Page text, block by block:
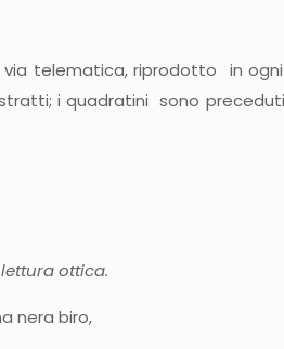
telematica, riprodotto in
i quadratini sono
ottica.
nera biro,